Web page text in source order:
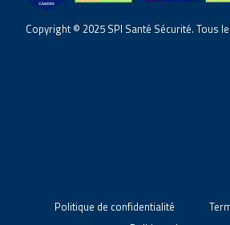
Copyright © 2025 SPI Santé Sécurité. Tous
Politique de confidentialité